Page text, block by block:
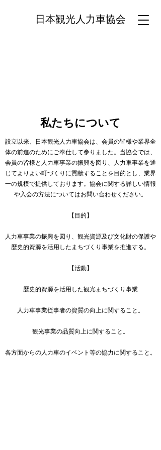
日本観光人力車協会
私たちについて
設立以来、日本観光人力車協会は、会員の皆様や業界全
体の前進のためにご奉仕して参りました。当協会では、
会員の皆様と人力車事業の振興を図り、人力車事業を通
じてよりよい町づくりに貢献することを目的とし、業界
一の規模で提供しております。協会に関する詳しい情報
や入会の方法についてはお問い合わせください。
【目的】
人力車事業の振興を図り、観光資源及び文化財の保護や
歴史的資源を活用したまちづくり事業を推進する。
【活動】
歴史的資源を活用した観光まちづくり事業
人力車事業従事者の資質の向上に関すること。
観光事業の品質向上に関すること。
各方面からの人力車のイベント等の協力に関すること。​